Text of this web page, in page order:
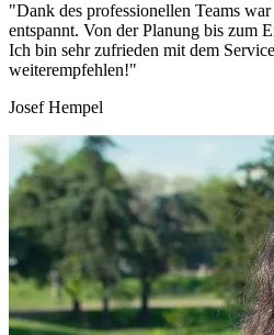
"Dank des professionellen Teams
entspannt. Von der Planung bis zum
Ich bin sehr zufrieden mit dem
weiterempfehlen!"
Josef Hempel